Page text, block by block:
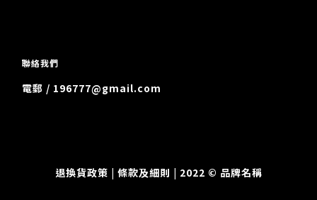
聯絡我們
電郵 / 196777@gmail.com
退換貨政策 | 條款及細則 | 2022 © 品牌名稱